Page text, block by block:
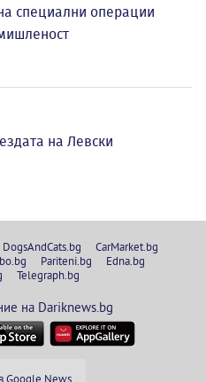
специални операции
на Левски
DogsAndCats.bg
CarMarket.bg
Pariteni.bg
Edna.bg
Telegraph.bg
на Dariknews.bg
Google News